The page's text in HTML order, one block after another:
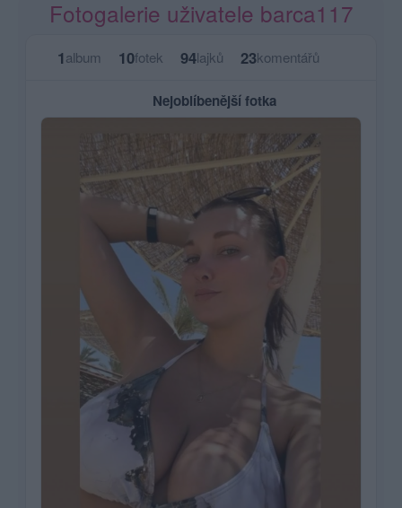
Fotogalerie uživatele barca117
1album 10fotek 94lajků 23komentářů
Nejoblíbenější fotka